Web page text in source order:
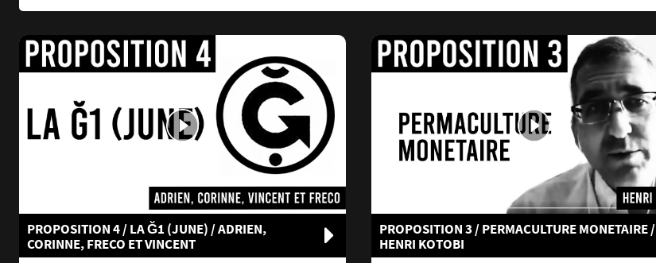
PROPOSITION 4 / LA Ğ1 (JUNE) / ADRIEN,
CORINNE, FRECO ET VINCENT
PROPOSITION 3 / PERMACULTURE MONETAIRE /
HENRI KOTOBI